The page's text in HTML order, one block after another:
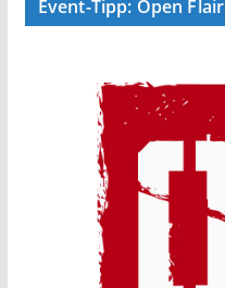
Event-Tipp: Open Flair